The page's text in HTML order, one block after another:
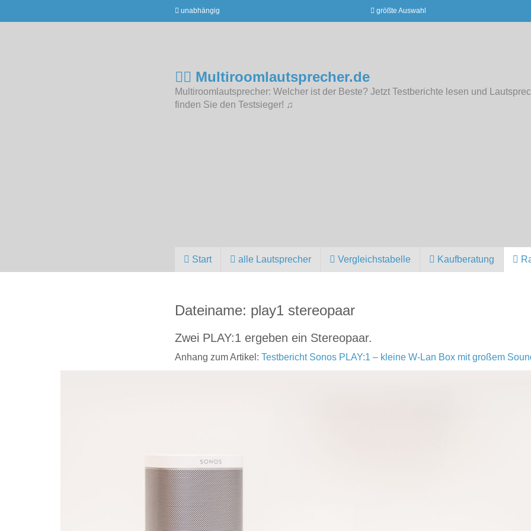
unabhängig größte Auswahl
Multiroomlautsprecher.de
Multiroomlautsprecher: Welcher ist der Beste? Jetzt Testberichte lesen und
finden Sie den Testsieger! ♫
Start alle Lautsprecher Vergleichstabelle Kaufberatung
Dateiname: play1 stereopaar
Zwei PLAY:1 ergeben ein Stereopaar.
Anhang zum Artikel:Testbericht Sonos PLAY:1 – kleine W-Lan Box mit großem